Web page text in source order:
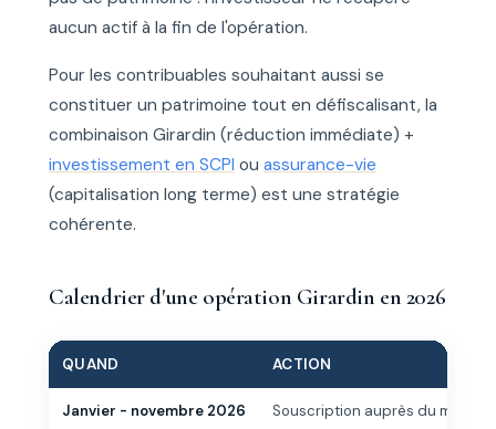
aucun actif à la fin de l'opération.
Pour les contribuables souhaitant aussi se
constituer un patrimoine tout en défiscalisant, la
combinaison Girardin (réduction immédiate) +
investissement en SCPI ou assurance-vie
(capitalisation long terme) est une stratégie
cohérente.
Calendrier d'une opération Girardin en 2026
QUAND ACTION
Janvier - novembre 2026 Souscription auprès du